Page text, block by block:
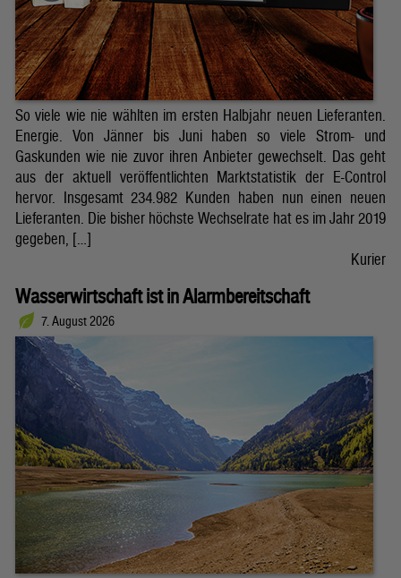
So viele wie nie wählten im ersten Halbjahr neuen Lieferanten.
Energie. Von Jänner bis Juni haben so viele Strom- und
Gaskunden wie nie zuvor ihren Anbieter gewechselt. Das geht
aus der aktuell veröffentlichten Marktstatistik der E-Control
hervor. Insgesamt 234.982 Kunden haben nun einen neuen
Lieferanten. Die bisher höchste Wechselrate hat es im Jahr 2019
gegeben, […]
Kurier
Wasserwirtschaft ist in Alarmbereitschaft
7. August 2026